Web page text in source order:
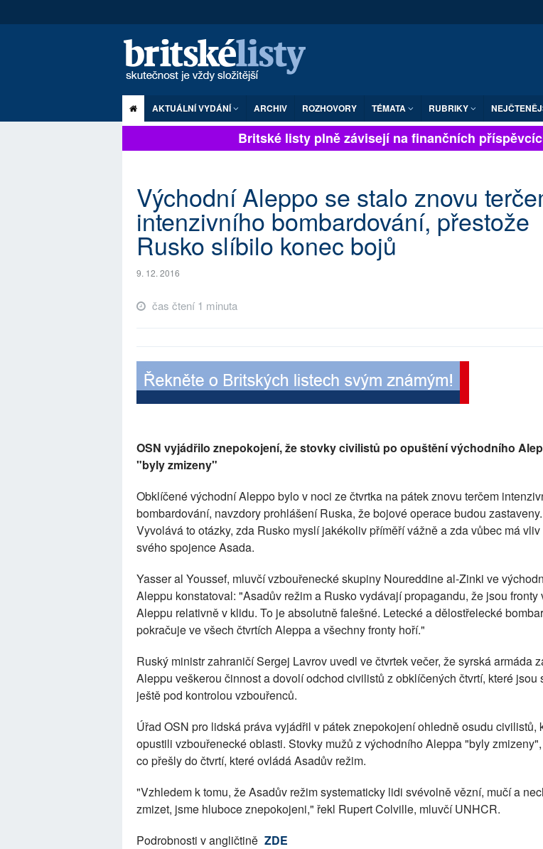
AKTUÁLNÍ VYDÁNÍ ARCHIV ROZHOVORY TÉMATA RUBRIKY
Britské listy plně závisejí na finančních
Východní Aleppo se stalo znovu
intenzivního bombardování, přestože
Rusko slíbilo konec bojů
9. 12. 2016
čas čtení 1 minuta
OSN vyjádřilo znepokojení, že stovky civilistů po opuštění východního
"byly zmizeny"
Obklíčené východní Aleppo bylo v noci ze čtvrtka na pátek znovu terčem
bombardování, navzdory prohlášení Ruska, že bojové operace budou zastaveny.
Vyvolává to otázky, zda Rusko myslí jakékoliv příměří vážně a zda vůbec má vliv
svého spojence Asada.
Yasser al Youssef, mluvčí vzbouřenecké skupiny Noureddine al-Zinki ve
Aleppu konstatoval: "Asadův režim a Rusko vydávají propagandu, že jsou fronty
Aleppu relativně v klidu. To je absolutně falešné. Letecké a dělostřelecké
pokračuje ve všech čtvrtích Aleppa a všechny fronty hoří."
Ruský ministr zahraničí Sergej Lavrov uvedl ve čtvrtek večer, že syrská armáda
Aleppu veškerou činnost a dovolí odchod civilistů z obklíčených čtvrtí, které jsou
ještě pod kontrolou vzbouřenců.
Úřad OSN pro lidská práva vyjádřil v pátek znepokojení ohledně osudu civilistů,
opustili vzbouřenecké oblasti. Stovky mužů z východního Aleppa "byly
co přešly do čtvrtí, které ovládá Asadův režim.
"Vzhledem k tomu, že Asadův režim systematicky lidi svévolně vězní, mučí a
zmizet, jsme hluboce znepokojeni," řekl Rupert Colville, mluvčí UNHCR.
Podrobnosti v angličtině ZDE